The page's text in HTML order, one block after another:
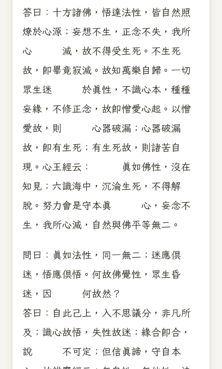
答曰：十方諸佛，悟達法性，皆自然照
燎於心源；妄想不生，正念不失，我所
心 滅，故不得受生死。不生死
故，即畢竟寂滅。故知萬樂自歸。一切
眾生迷 於真性，不識心本，種種
妄緣，不修正念，故即憎愛心起。以憎
愛故，則 心器破漏；心器破漏
故，即有生死；有生死故，則諸苦自
現。心王經云： 真如佛性，沒在
知見；六識海中，沉淪生死，不得解
脫。努力會是守本真 心，妄念不
生，我所心滅，自然與佛平等無二。
問曰：真如法性，同一無二；迷應俱
迷，悟應俱悟。何故佛覺性，眾生昏
迷，因 何故然？
答曰：自此己上，入不思議分，非凡所
及；識心故悟，失性故迷；緣合即合，
說 不可定；但信真諦，守自本